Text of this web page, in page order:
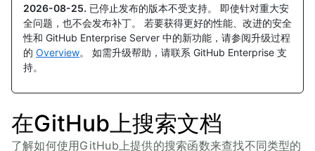
2026-08-25. 已停止发布的版本不受支持。 即使针对重大安
全问题，也不会发布补丁。 若要获得更好的性能、改进的安全
性和 GitHub Enterprise Server 中的新功能，请参阅升级过程
的 Overview。 如需升级帮助，请联系 GitHub Enterprise 支
持。
在GitHub上搜索文档
了解如何使用GitHub上提供的搜索函数来查找不同类型的